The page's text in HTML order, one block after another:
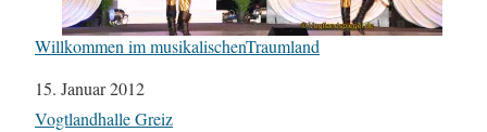
Willkommen im musikalischenTraumland
Datum
15. Januar 2012
In Bezug auf
Vogtlandhalle Greiz